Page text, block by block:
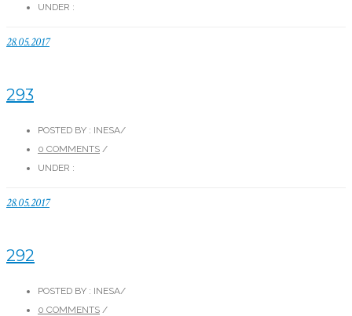
UNDER :
28.05.2017
293
POSTED BY : INESA/
0 COMMENTS /
UNDER :
28.05.2017
292
POSTED BY : INESA/
0 COMMENTS /